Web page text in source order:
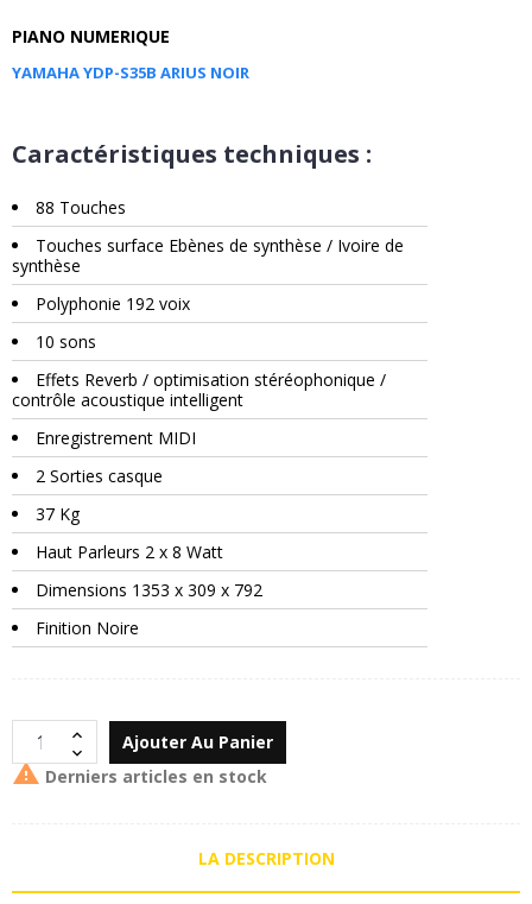
PIANO NUMERIQUE
YAMAHA YDP-S35B ARIUS NOIR
Caractéristiques techniques :
88 Touches
Touches surface Ebènes de synthèse / Ivoire de
synthèse
Polyphonie 192 voix
10 sons
Effets Reverb / optimisation stéréophonique /
contrôle acoustique intelligent
Enregistrement MIDI
2 Sorties casque
37 Kg
Haut Parleurs 2 x 8 Watt
Dimensions 1353 x 309 x 792
Finition Noire
Ajouter Au Panier
 Derniers articles en stock
LA DESCRIPTION